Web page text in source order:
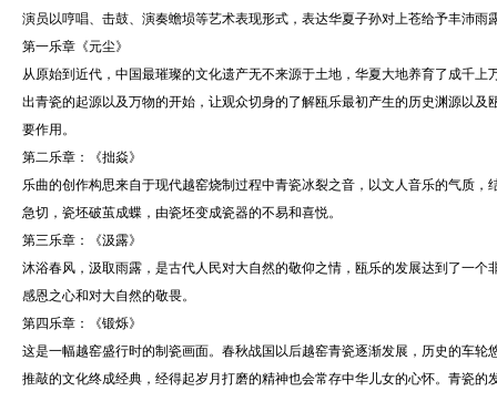
演员以哼唱、击鼓、演奏蟾埙等艺术表现形式，表达华夏子孙对上苍给予丰沛
第一乐章《元尘》
从原始到近代，中国最璀璨的文化遗产无不来源于土地，华夏大地养育了成千
出青瓷的起源以及万物的开始，让观众切身的了解瓯乐最初产生的历史渊源以
要作用。
第二乐章：《拙焱》
乐曲的创作构思来自于现代越窑烧制过程中青瓷冰裂之音，以文人音乐的气质
急切，瓷坯破茧成蝶，由瓷坯变成瓷器的不易和喜悦。
第三乐章：《汲露》
沐浴春风，汲取雨露，是古代人民对大自然的敬仰之情，瓯乐的发展达到了一
感恩之心和对大自然的敬畏。
第四乐章：《锻烁》
这是一幅越窑盛行时的制瓷画面。春秋战国以后越窑青瓷逐渐发展，历史的车
推敲的文化终成经典，经得起岁月打磨的精神也会常存中华儿女的心怀。青瓷